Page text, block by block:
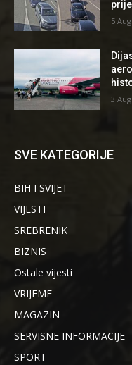
5
3
SVE KATEGORIJE
BIH I SVIJET
VIJESTI
SREBRENIK
BIZNIS
Ostale vijesti
VRIJEME
MAGAZIN
SERVISNE INFORMACIJE
SPORT